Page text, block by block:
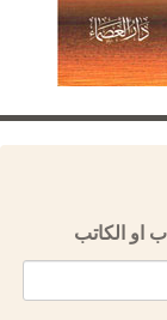
او الكاتب